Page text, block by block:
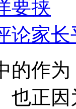
要挟
家长
的作
也正